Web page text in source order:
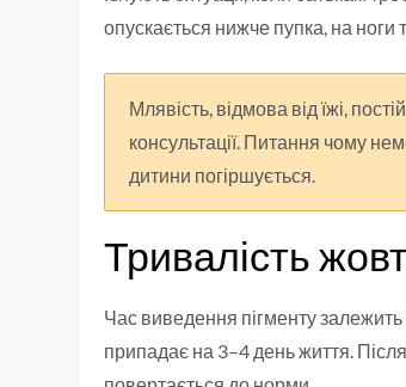
опускається нижче пупка, на ноги
Млявість, відмова від їжі,
консультації. Питання чому
дитини погіршується.
Тривалість
Час виведення пігменту залежить
припадає на 3–4 день життя.